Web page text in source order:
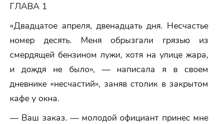
ГЛАВА 1
«Двадцатое апреля, двенадцать дня. Несчастье
номер десять. Меня обрызгали грязью из
смердящей бензином лужи, хотя на улице жара,
и дождя не было», — написала я в своем
дневнике «несчастий», заняв столик в закрытом
кафе у окна.
— Ваш заказ. — молодой официант принес мне